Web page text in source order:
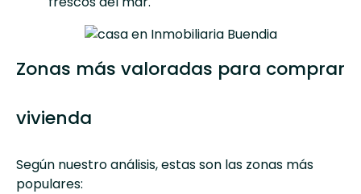
Zonas más valoradas para comprar
vivienda
Según nuestro análisis, estas son las zonas más
populares: